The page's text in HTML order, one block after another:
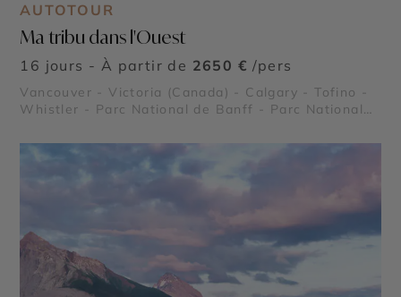
AUTOTOUR
Ma tribu dans l'Ouest
16 jours - À partir de 2650 € /pers
Vancouver - Victoria (Canada) - Calgary - Tofino -
Whistler - Parc National de Banff - Parc National
Park - Icefield Parkway - Parc national de Pacific
Rim - Le Passage intérieur - Glacier Athabasca